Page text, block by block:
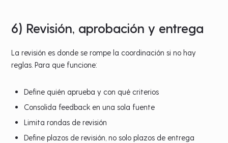
6) Revisión, aprobación y entrega
La revisión es donde se rompe la coordinación si no hay
reglas. Para que funcione:
Define quién aprueba y con qué criterios
Consolida feedback en una sola fuente
Limita rondas de revisión
Define plazos de revisión, no solo plazos de entrega